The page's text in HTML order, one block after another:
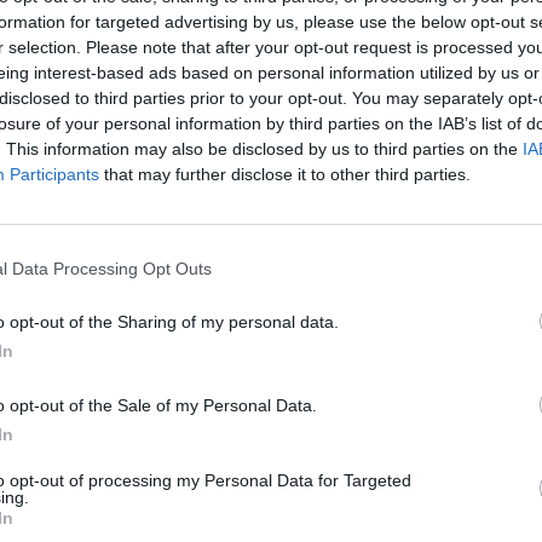
for targeted advertising by us, please use the below opt-out
selection. Please note that after your opt-out request is processed
interest-based ads based on personal information utilized by us
to third parties prior to your opt-out. You may separately
of your personal information by third parties on the IAB’s list of
This information may also be disclosed by us to third parties on the
Participants that may further disclose it to other third parties.
Data Processing Opt Outs
opt-out of the Sharing of my personal data.
opt-out of the Sale of my Personal Data.
opt-out of processing my Personal Data for Targeted
Cirio e l’Assessore Icardi”. Duro il
eQuaretta, che hanno anche avanzato
delibera adottata dalla giunta regionale.
impugnarla: provvedimento vergognoso,
ha rimarcato il primo cittadino di Quarna
diagosto